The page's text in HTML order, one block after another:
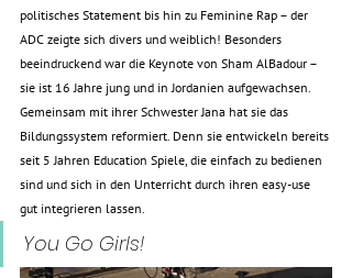
politisches Statement bis hin zu Feminine Rap – der
ADC zeigte sich divers und weiblich! Besonders
beeindruckend war die Keynote von Sham AlBadour –
sie ist 16 Jahre jung und in Jordanien aufgewachsen.
Gemeinsam mit ihrer Schwester Jana hat sie das
Bildungssystem reformiert. Denn sie entwickeln bereits
seit 5 Jahren Education Spiele, die einfach zu bedienen
sind und sich in den Unterricht durch ihren easy-use
gut integrieren lassen.
You Go Girls!